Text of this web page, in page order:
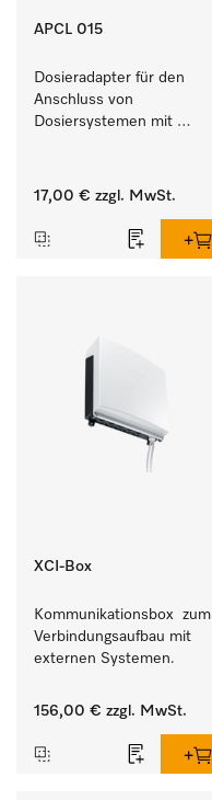
APCL 015
Dosieradapter für den
Anschluss von
Dosiersystemen mit
17,00 € zzgl. MwSt.
XCI-Box
Kommunikationsbox  zum
Verbindungsaufbau mit
externen Systemen.
156,00 € zzgl. MwSt.